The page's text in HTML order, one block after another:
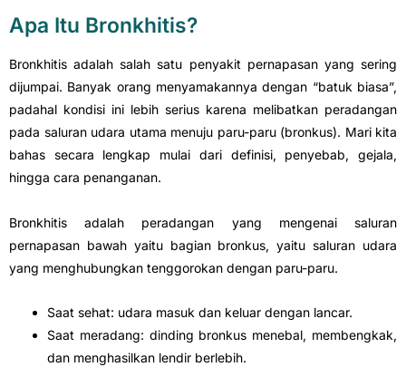
Apa Itu Bronkhitis?
Bronkhitis adalah salah satu penyakit pernapasan yang sering
dijumpai. Banyak orang menyamakannya dengan “batuk biasa”,
padahal kondisi ini lebih serius karena melibatkan peradangan
pada saluran udara utama menuju paru-paru (bronkus). Mari kita
bahas secara lengkap mulai dari definisi, penyebab, gejala,
hingga cara penanganan.
Bronkhitis adalah peradangan yang mengenai saluran
pernapasan bawah yaitu bagian bronkus, yaitu saluran udara
yang menghubungkan tenggorokan dengan paru-paru.
Saat sehat: udara masuk dan keluar dengan lancar.
Saat meradang: dinding bronkus menebal, membengkak,
dan menghasilkan lendir berlebih.